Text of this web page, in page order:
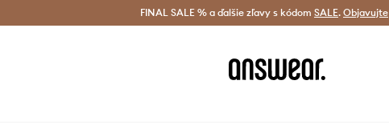
Bezplatná doprava od 60 € > Doručenie aj do 24 h >
FINAL SALE % a ďalšie zľavy s kódom SALE. Objavujte